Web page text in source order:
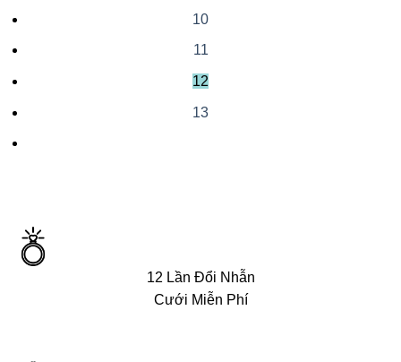
10
11
12
13
12 Lần Đổi Nhẫn
Cưới Miễn Phí